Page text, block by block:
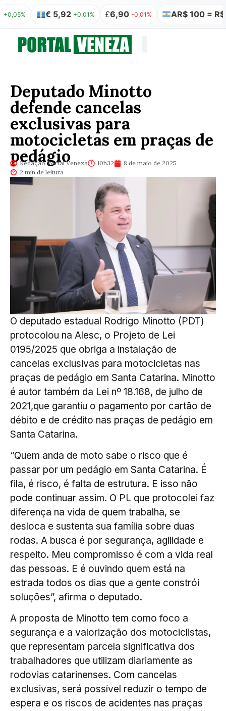
€ 5,92 +0,01% £6,90 -0,01% AR$ 100 = R$ 0,32
Deputado Minotto
defende cancelas
exclusivas para
motocicletas em praças de
pedágio
Redação Portal Veneza 10h32
8 de maio de 2025
2 min de leitura
O deputado estadual Rodrigo Minotto (PDT)
protocolou na Alesc, o Projeto de Lei
0195/2025 que obriga a instalação de
cancelas exclusivas para motocicletas nas
praças de pedágio em Santa Catarina. Minotto
é autor também da Lei nº 18.168, de julho de
2021,que garantiu o pagamento por cartão de
débito e de crédito nas praças de pedágio em
Santa Catarina.
“Quem anda de moto sabe o risco que é
passar por um pedágio em Santa Catarina. É
fila, é risco, é falta de estrutura. E isso não
pode continuar assim. O PL que protocolei faz
diferença na vida de quem trabalha, se
desloca e sustenta sua família sobre duas
rodas. A busca é por segurança, agilidade e
respeito. Meu compromisso é com a vida real
das pessoas. E é ouvindo quem está na
estrada todos os dias que a gente constrói
soluções”, afirma o deputado.
A proposta de Minotto tem como foco a
segurança e a valorização dos motociclistas,
que representam parcela significativa dos
trabalhadores que utilizam diariamente as
rodovias catarinenses. Com cancelas
exclusivas, será possível reduzir o tempo de
espera e os riscos de acidentes nas praças